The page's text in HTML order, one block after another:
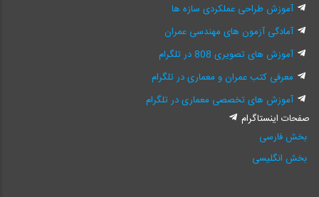
آموزش طراحی عملکردی سازه ها
آمادگی آزمون های مهندسی عمران
آموزش های تصویری 808 در تلگرام
معرفی کتب عمران و معماری در تلگرام
آموزش های تخصصی معماری در تلگرام
صفحات اینستاگرام
بخش فارسی
بخش انگلیسی